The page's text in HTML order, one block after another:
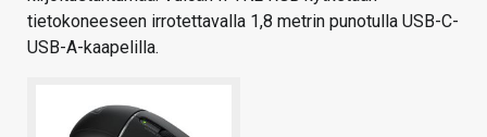
tietokoneeseen irrotettavalla 1,8 metrin punotulla USB-C-
USB-A-kaapelilla.